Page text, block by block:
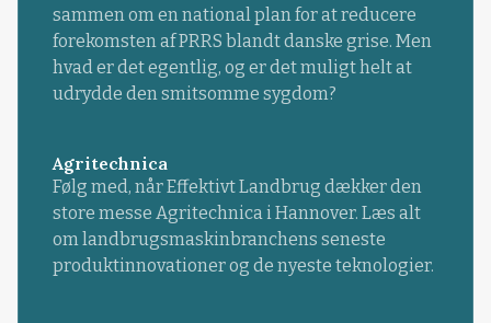
sammen om en national plan for at reducere
forekomsten af PRRS blandt danske grise. Men
hvad er det egentlig, og er det muligt helt at
udrydde den smitsomme sygdom?
Agritechnica
Følg med, når Effektivt Landbrug dækker den
store messe Agritechnica i Hannover. Læs alt
om landbrugsmaskinbranchens seneste
produktinnovationer og de nyeste teknologier.